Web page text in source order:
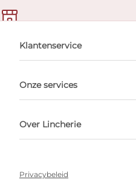
afspraak
Klantenservice
Onze services
Over Lincherie
Privacybeleid